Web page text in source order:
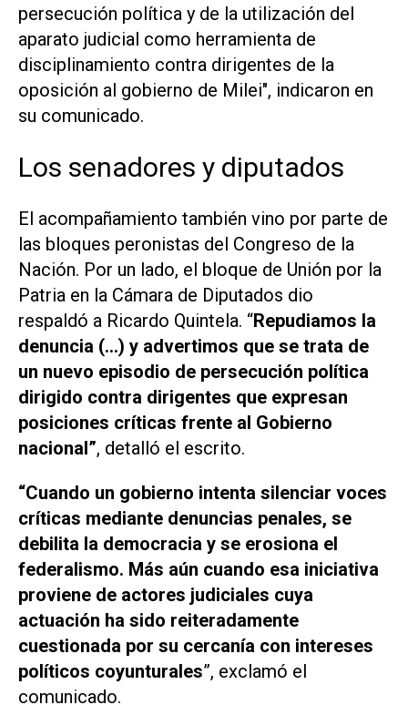
persecución política y de la utilización del
aparato judicial como herramienta de
disciplinamiento contra dirigentes de la
oposición al gobierno de Milei", indicaron en
su comunicado.
Los senadores y diputados
El acompañamiento también vino por parte de
las bloques peronistas del Congreso de la
Nación. Por un lado, el bloque de Unión por la
Patria en la Cámara de Diputados dio
respaldó a Ricardo Quintela. “Repudiamos la
denuncia (...) y advertimos que se trata de
un nuevo episodio de persecución política
dirigido contra dirigentes que expresan
posiciones críticas frente al Gobierno
nacional”, detalló el escrito.
“Cuando un gobierno intenta silenciar voces
críticas mediante denuncias penales, se
debilita la democracia y se erosiona el
federalismo. Más aún cuando esa iniciativa
proviene de actores judiciales cuya
actuación ha sido reiteradamente
cuestionada por su cercanía con intereses
políticos coyunturales”, exclamó el
comunicado.